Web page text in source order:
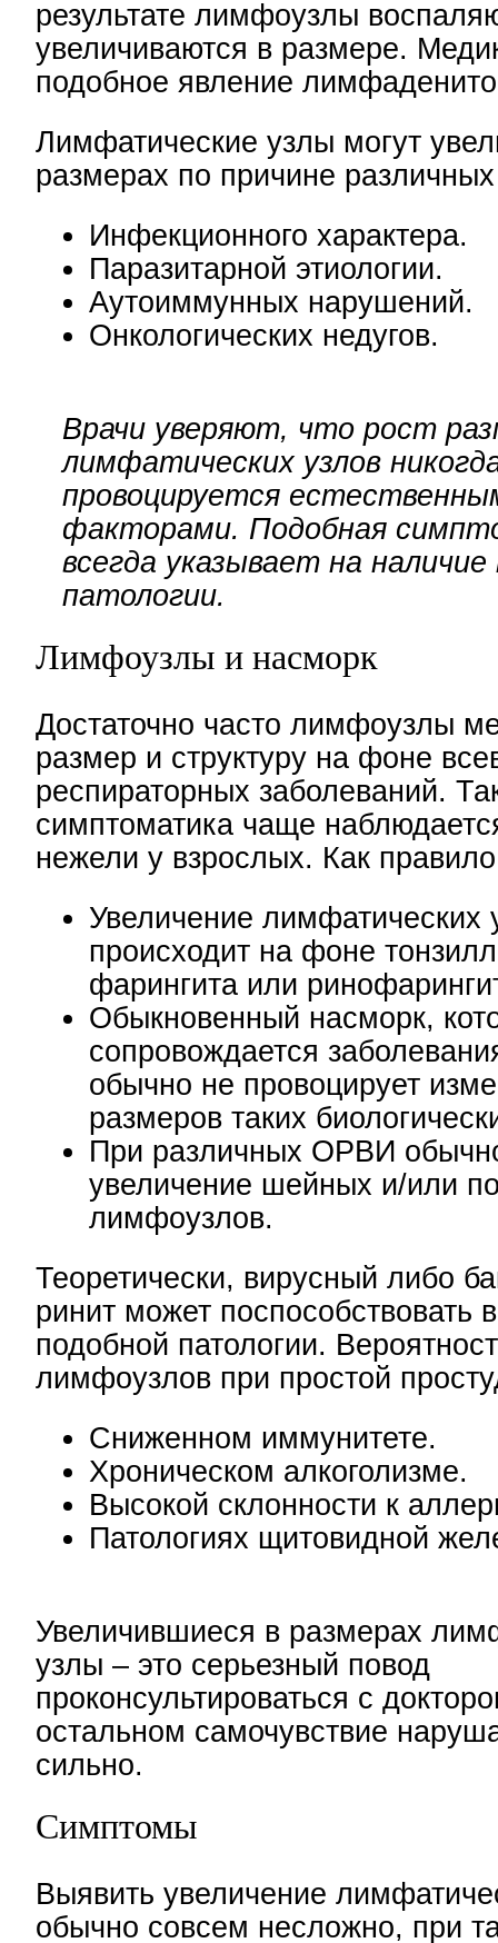
результате лимфоузлы
увеличиваются в размере.
подобное явление
Лимфатические узлы могут
размерах по причине различных
Инфекционного характера.
Паразитарной этиологии.
Аутоиммунных нарушений.
Онкологических недугов.
Врачи уверяют, что рост
лимфатических узлов
провоцируется
факторами. Подобная
всегда указывает на
патологии.
Лимфоузлы и насморк
Достаточно часто лимфоузлы
размер и структуру на фоне
респираторных заболеваний.
симптоматика чаще
нежели у взрослых. Как
Увеличение лимфатических
происходит на фоне
фарингита или
Обыкновенный насморк,
сопровождается
обычно не провоцирует
размеров таких
При различных ОРВИ
увеличение шейных и/или
лимфоузлов.
Теоретически, вирусный либо
ринит может поспособствовать
подобной патологии.
лимфоузлов при простой
Сниженном иммунитете.
Хроническом алкоголизме.
Высокой склонности к
Патологиях щитовидной
Увеличившиеся в размерах
узлы – это серьезный повод
проконсультироваться с
остальном самочувствие
сильно.
Симптомы
Выявить увеличение
обычно совсем несложно, при